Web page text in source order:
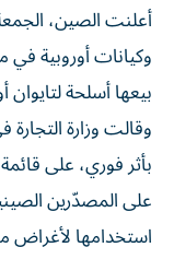
أعلنت الصين،
وكيانات أوروبية
بيعها أسلحة لتايوان
وقالت وزارة
بأثر فوري، على
على المصدّرين
استخدامها لأغراض